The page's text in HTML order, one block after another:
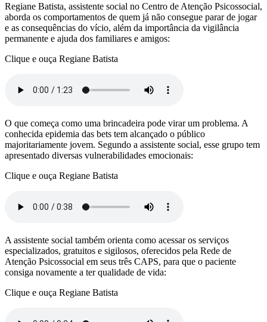
Regiane Batista, assistente social no Centro de Atenção Psicossocial,
aborda os comportamentos de quem já não consegue parar de jogar
e as consequências do vício, além da importância da vigilância
permanente e ajuda dos familiares e amigos:
Clique e ouça Regiane Batista
O que começa como uma brincadeira pode virar um problema. A
conhecida epidemia das bets tem alcançado o público
majoritariamente jovem. Segundo a assistente social, esse grupo tem
apresentado diversas vulnerabilidades emocionais:
Clique e ouça Regiane Batista
A assistente social também orienta como acessar os serviços
especializados, gratuitos e sigilosos, oferecidos pela Rede de
Atenção Psicossocial em seus três CAPS, para que o paciente
consiga novamente a ter qualidade de vida:
Clique e ouça Regiane Batista